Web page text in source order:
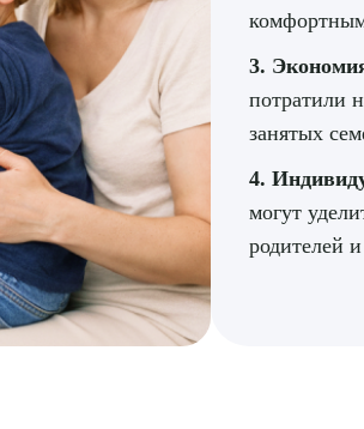
3.
потратили
занятых
4.
могут
родителей